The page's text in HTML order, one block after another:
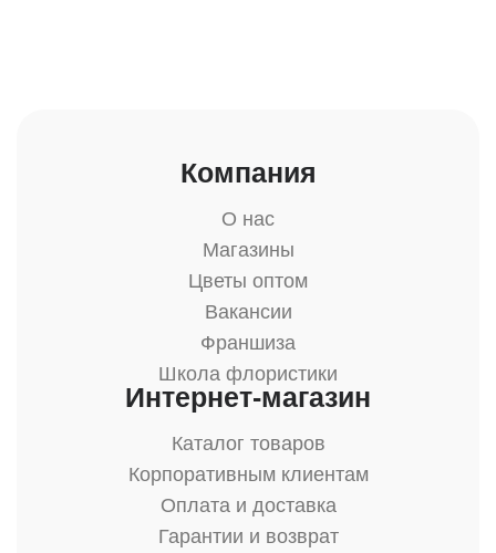
Компания
О нас
Магазины
Цветы оптом
Вакансии
Франшиза
Школа флористики
Интернет-магазин
Каталог товаров
Корпоративным клиентам
Оплата и доставка
Гарантии и возврат